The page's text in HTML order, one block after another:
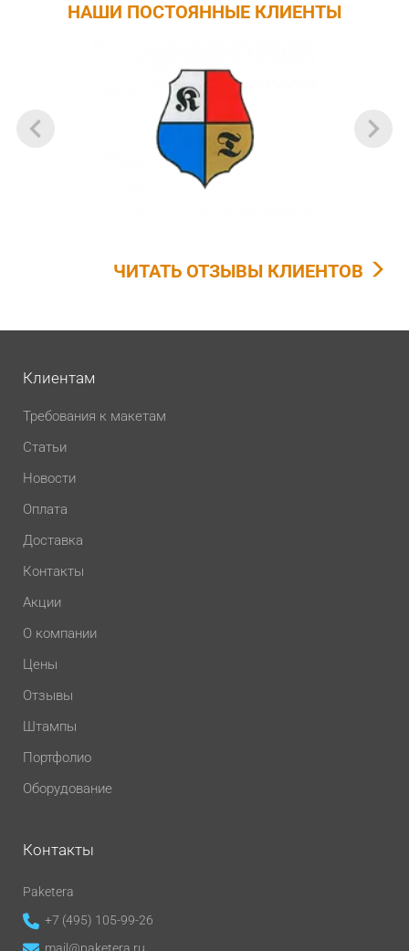
НАШИ ПОСТОЯННЫЕ КЛИЕНТЫ
ЧИТАТЬ ОТЗЫВЫ КЛИЕНТОВ
Клиентам
Требования к макетам
Статьи
Новости
Оплата
Доставка
Контакты
Акции
О компании
Цены
Отзывы
Штампы
Портфолио
Оборудование
Контакты
Paketera
+7 (495) 105-99-26